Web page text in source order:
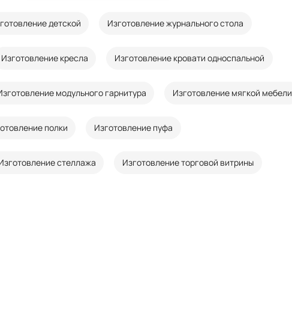
детской Изготовление журнального стола
Изготовление кресла Изготовление кровати односпальной
модульного гарнитура Изготовление мягкой мебели
полки Изготовление пуфа
стеллажа Изготовление торговой витрины